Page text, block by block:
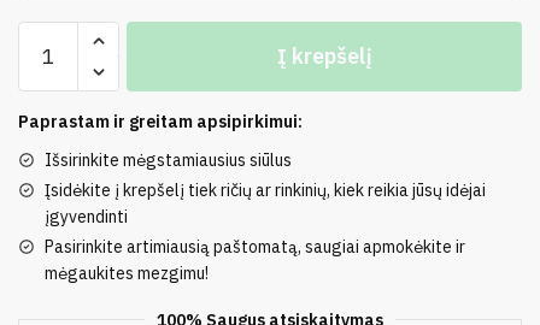
kiekis:
70%
Angora,
10%
Merino
Vilna,
20%
Poliamidas
Į krepšelį
Paprastam ir greitam apsipirkimui:
Išsirinkite mėgstamiausius siūlus
Įsidėkite į krepšelį tiek ričių ar rinkinių, kiek reikia jūsų idėjai
įgyvendinti
Pasirinkite artimiausią paštomatą, saugiai apmokėkite ir
mėgaukites mezgimu!
100% Saugus atsiskaitymas